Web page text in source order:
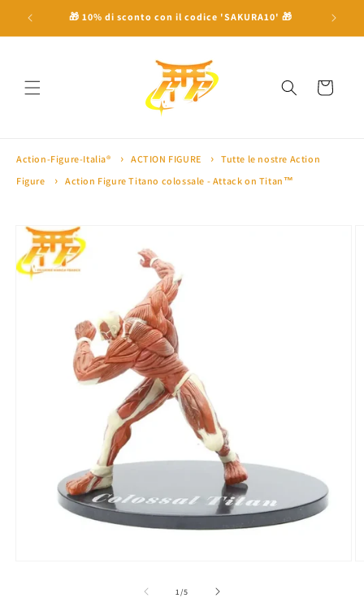
direttamente
100€ ⛩ 🎁 10% di sconto con il codice 'SAKURA10' 🎁 🏅
Carrello
Action-Figure-Italia® ACTION FIGURE
Tutte le nostre Action
Figure
Action Figure Titano colossale - Attack on Titan™
Passa alle
informazioni
sul prodotto
1/su
5